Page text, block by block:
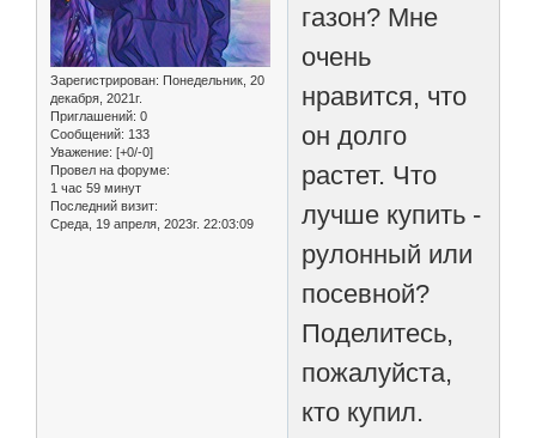
Зарегистрирован: Понедельник, 20
декабря, 2021г.
Приглашений: 0
Сообщений: 133
Уважение: [+0/-0]
Провел на форуме:
1 час 59 минут
Последний визит:
Среда, 19 апреля, 2023г. 22:03:09
газон? Мне
очень
нравится, что
он долго
растет. Что
лучше купить -
рулонный или
посевной?
Поделитесь,
пожалуйста,
кто купил.